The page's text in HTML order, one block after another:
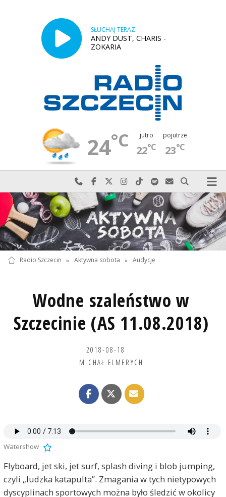
SŁUCHAJ TERAZ
ANDY DUST, CHARIS -
ZOKARIA
24°C jutro
22°C
pojutrze
23°C
Najlepiej po prostu do nas zadzwoń
Odwiedź nas na Facebook-u
Odwiedź nas na X
Odwiedź nas na Instagram-ie
Odwiedź nas na TikTok-u
Szukaj nas na Spotify
Wyślij do nas
Szukaj
Radio Szczecin » Aktywna sobota » Audycje
Wodne szaleństwo w
Szczecinie (AS 11.08.2018)
2018-08-18
MICHAŁ ELMERYCH
Watershow
Flyboard, jet ski, jet surf, splash diving i blob jumping,
czyli „ludzka katapulta”. Zmagania w tych nietypowych
dyscyplinach sportowych można było śledzić w okolicy